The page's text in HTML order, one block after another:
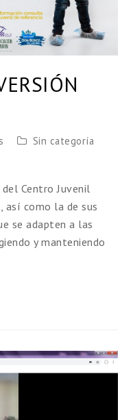
Sin categoría
Centro Juvenil
así como la de sus
se adapten a las
y manteniendo